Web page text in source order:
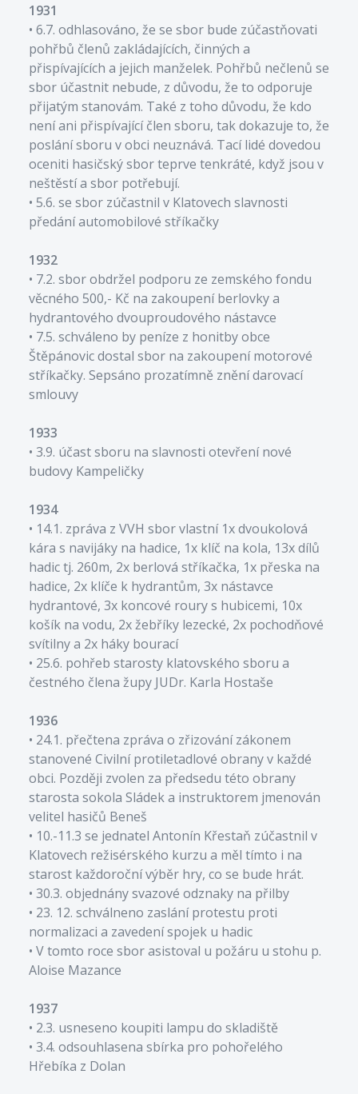
1931
• 6.7. odhlasováno, že se sbor bude zúčastňovati
pohřbů členů zakládajících, činných a
přispívajících a jejich manželek. Pohřbů nečlenů se
sbor účastnit nebude, z důvodu, že to odporuje
přijatým stanovám. Také z toho důvodu, že kdo
není ani přispívající člen sboru, tak dokazuje to, že
poslání sboru v obci neuznává. Tací lidé dovedou
oceniti hasičský sbor teprve tenkráté, když jsou v
neštěstí a sbor potřebují.
• 5.6. se sbor zúčastnil v Klatovech slavnosti
předání automobilové stříkačky
1932
• 7.2. sbor obdržel podporu ze zemského fondu
věcného 500,- Kč na zakoupení berlovky a
hydrantového dvouproudového nástavce
• 7.5. schváleno by peníze z honitby obce
Štěpánovic dostal sbor na zakoupení motorové
stříkačky. Sepsáno prozatímně znění darovací
smlouvy
1933
• 3.9. účast sboru na slavnosti otevření nové
budovy Kampeličky
1934
• 14.1. zpráva z VVH sbor vlastní 1x dvoukolová
kára s navijáky na hadice, 1x klíč na kola, 13x dílů
hadic tj. 260m, 2x berlová stříkačka, 1x přeska na
hadice, 2x klíče k hydrantům, 3x nástavce
hydrantové, 3x koncové roury s hubicemi, 10x
košík na vodu, 2x žebříky lezecké, 2x pochodňové
svítilny a 2x háky bourací
• 25.6. pohřeb starosty klatovského sboru a
čestného člena župy JUDr. Karla Hostaše
1936
• 24.1. přečtena zpráva o zřizování zákonem
stanovené Civilní protiletadlové obrany v každé
obci. Později zvolen za předsedu této obrany
starosta sokola Sládek a instruktorem jmenován
velitel hasičů Beneš
• 10.-11.3 se jednatel Antonín Křestaň zúčastnil v
Klatovech režisérského kurzu a měl tímto i na
starost každoroční výběr hry, co se bude hrát.
• 30.3. objednány svazové odznaky na přilby
• 23. 12. schválneno zaslání protestu proti
normalizaci a zavedení spojek u hadic
• V tomto roce sbor asistoval u požáru u stohu p.
Aloise Mazance
1937
• 2.3. usneseno koupiti lampu do skladiště
• 3.4. odsouhlasena sbírka pro pohořelého
Hřebíka z Dolan